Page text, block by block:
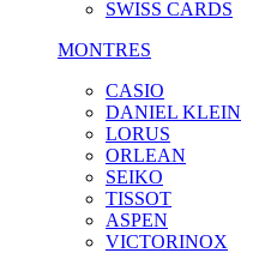
SWISS CARDS
MONTRES
CASIO
DANIEL KLEIN
LORUS
ORLEAN
SEIKO
TISSOT
ASPEN
VICTORINOX